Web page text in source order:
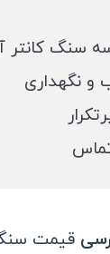
سنگ کانتر
و نگهداری
قیمت سنگ